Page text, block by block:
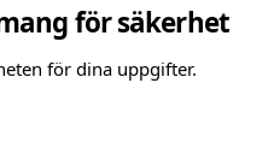
för säkerhet
för dina uppgifter.